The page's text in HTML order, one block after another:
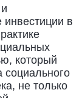
в
который
социального
не только